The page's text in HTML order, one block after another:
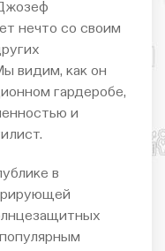
нечто со своим
видим, как он
гардеробе,
и
в